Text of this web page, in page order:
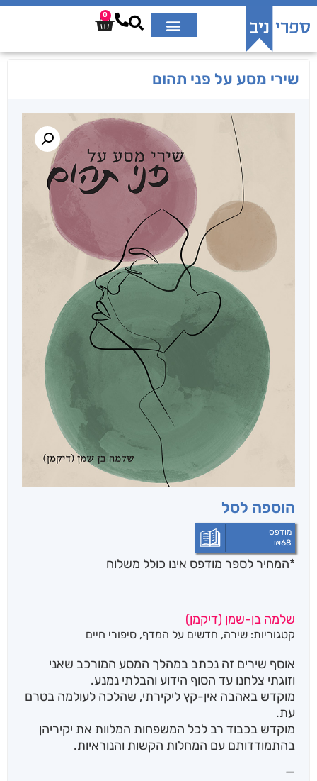
0
שירי מסע על פני תהום
הוספה לסל
מודפס
₪68
*המחיר לספר מודפס אינו כולל משלוח
שלמה בן-שמן (דיקמן)
קטגוריות: שירה, חדשים על המדף, סיפורי חיים
אוסף שירים זה נכתב במהלך המסע המורכב שאני
וזוגתי צלחנו עד הסוף הידוע והבלתי נמנע.
מוקדש באהבה אין-קץ ליקירתי, שהלכה לעולמה בטרם
עת.
מוקדש בכבוד רב לכל המשפחות המלוות את יקיריהן
בהתמודדותם עם המחלות הקשות והנוראיות.
—